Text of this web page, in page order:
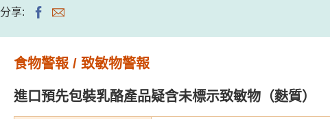
分享:
食物警報 / 致敏物警報
進口預先包裝乳酪產品疑含未標示致敏物（麩質）